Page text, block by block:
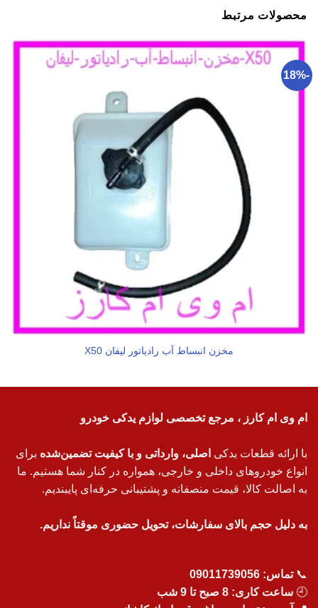
محصولات مرتبط
-18%
مخزن انبساط آب رادیاتور لیفان X50
ام وی ام کارز ، مرجع تخصصی لوازم یدکی خودرو
با ارائه قطعات یدکی اصلی، وارداتی و با کیفیت تضمین‌شده برای
انواع خودروهای داخلی و خارجی، همواره در کنار شما هستیم. ما
به اصالت کالا، قیمت منصفانه و پشتیبانی حرفه‌ای پایبندیم.
به دلیل حجم بالای سفارشات، تحویل حضوری موقتاً نداریم.
📞تماس: 09011739056
🕘 ساعت کاری: 8 صبح تا 9 شب